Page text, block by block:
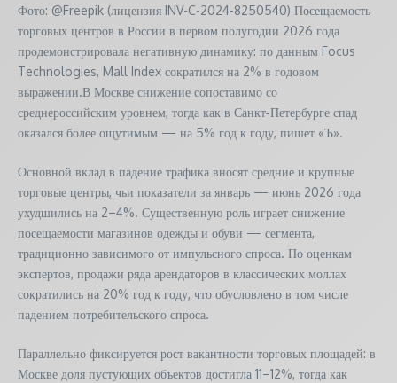
Фото: @Freepik (лицензия INV-C-2024-8250540) Посещаемость
торговых центров в России в первом полугодии 2026 года
продемонстрировала негативную динамику: по данным Focus
Technologies, Mall Index сократился на 2% в годовом
выражении.В Москве снижение сопоставимо со
среднероссийским уровнем, тогда как в Санкт‑Петербурге спад
оказался более ощутимым — на 5% год к году, пишет «Ъ».
Основной вклад в падение трафика вносят средние и крупные
торговые центры, чьи показатели за январь — июнь 2026 года
ухудшились на 2–4%. Существенную роль играет снижение
посещаемости магазинов одежды и обуви — сегмента,
традиционно зависимого от импульсного спроса. По оценкам
экспертов, продажи ряда арендаторов в классических моллах
сократились на 20% год к году, что обусловлено в том числе
падением потребительского спроса.
Параллельно фиксируется рост вакантности торговых площадей: в
Москве доля пустующих объектов достигла 11–12%, тогда как